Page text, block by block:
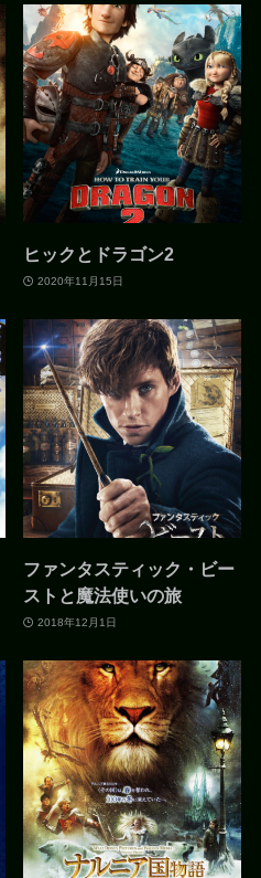
ヒックとドラゴン2
2020年11月15日
ファンタスティック・ビー
ストと魔法使いの旅
2018年12月1日